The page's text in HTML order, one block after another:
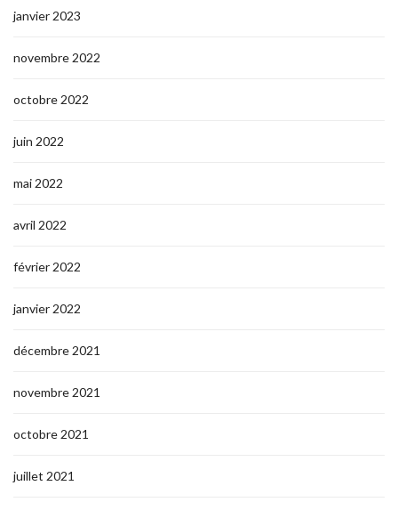
janvier 2023
novembre 2022
octobre 2022
juin 2022
mai 2022
avril 2022
février 2022
janvier 2022
décembre 2021
novembre 2021
octobre 2021
juillet 2021